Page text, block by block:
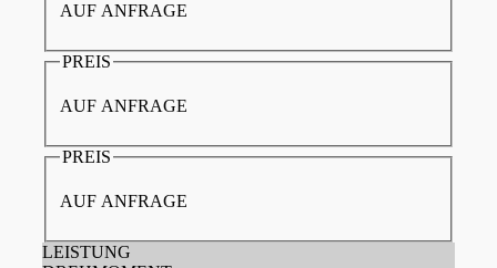
AUF ANFRAGE
PREIS
AUF ANFRAGE
PREIS
AUF ANFRAGE
LEISTUNG